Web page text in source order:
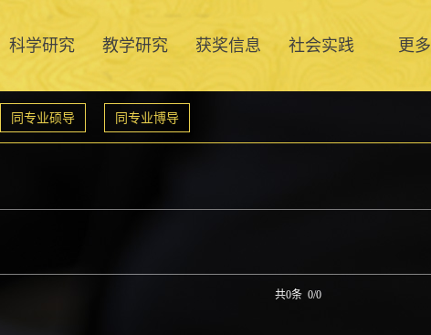
科学研究 教学研究 获奖信息 社会实践 更多
同专业硕导 同专业博导
共0条 0/0